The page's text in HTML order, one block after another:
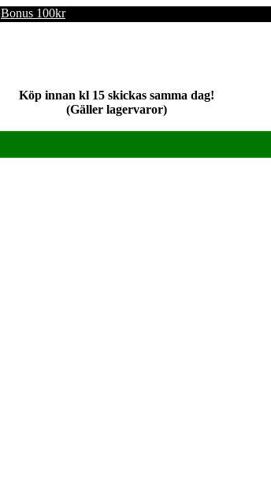
Bonus 100kr
Köp innan kl 15 skickas samma dag!
(Gäller lagervaror)